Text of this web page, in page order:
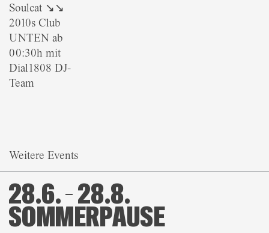
Soulcat ↘↘
2010s Club
UNTEN ab
00:30h mit
Dial1808 DJ-
Team
Weitere Events
28.6. – 28.8.
SOMMERPAUSE